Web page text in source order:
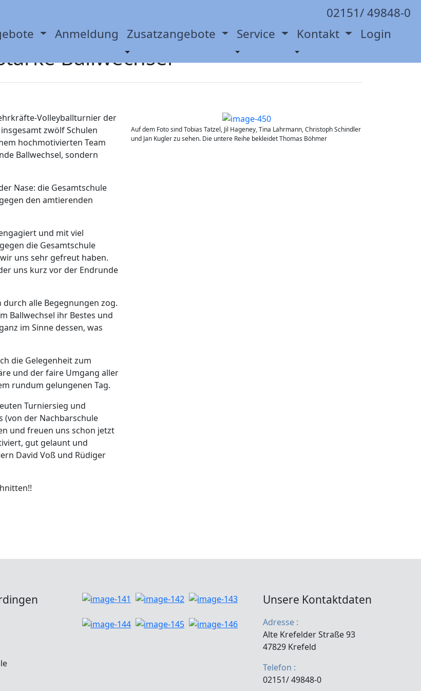
02151/ 49848-0
Anmeldung Zusatzangebote Service Kontakt Login
der Stadt Krefeld –
Ballwechsel
Volleyballturnier der
zwölf Schulen
hochmotivierten Team
Ballwechsel, sondern
Nase: die Gesamtschule
den amtierenden
und mit viel
die Gesamtschule
uns sehr gefreut haben.
uns kurz vor der Endrunde
alle Begegnungen zog.
Ballwechsel ihr Bestes und
im Sinne dessen, was
die Gelegenheit zum
und der faire Umgang aller
rundum gelungenen Tag.
Turniersieg und
(von der Nachbarschule
und freuen uns schon jetzt
gut gelaunt und
David Voß und Rüdiger
Auf dem Foto sind Tobias Tatzel, Jil Hageney, Tina Lahrmann, Christoph Schindler
und Jan Kugler zu sehen. Die untere Reihe bekleidet Thomas Böhmer
Unsere Kontaktdaten
Adresse :
Alte Krefelder Straße 93
47829 Krefeld
Telefon :
02151/ 49848-0